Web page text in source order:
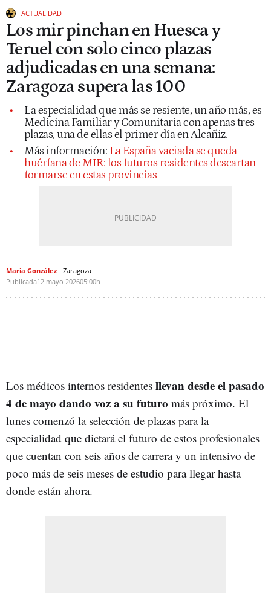
ACTUALIDAD
Los mir pinchan en Huesca y
Teruel con solo cinco plazas
adjudicadas en una semana:
Zaragoza supera las 100
La especialidad que más se resiente, un año más, es
Medicina Familiar y Comunitaria con apenas tres
plazas, una de ellas el primer día en Alcañiz.
Más información: La España vaciada se queda
huérfana de MIR: los futuros residentes descartan
formarse en estas provincias
María González
Zaragoza
Publicada12 mayo 202605:00h
Los médicos internos residentes llevan desde el pasado
4 de mayo dando voz a su futuro más próximo. El
lunes comenzó la selección de plazas para la
especialidad que dictará el futuro de estos profesionales
que cuentan con seis años de carrera y un intensivo de
poco más de seis meses de estudio para llegar hasta
donde están ahora.